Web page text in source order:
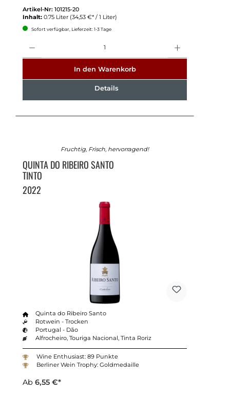
Artikel-Nr: 101215-20
Inhalt: 0.75 Liter (34,53 €* / 1 Liter)
Sofort verfügbar, Lieferzeit: 1-3 Tage
In den Warenkorb
Details
Fruchtig, Frisch, hervorragend!
QUINTA DO RIBEIRO SANTO
TINTO
2022
Quinta do Ribeiro Santo
Rotwein - Trocken
Portugal - Dão
Alfrocheiro, Touriga Nacional, Tinta Roriz
Wine Enthusiast: 89 Punkte
Berliner Wein Trophy: Goldmedaille
Ab 6,55 €*